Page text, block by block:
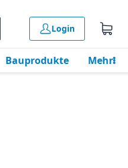
Login
Bauprodukte Mehr